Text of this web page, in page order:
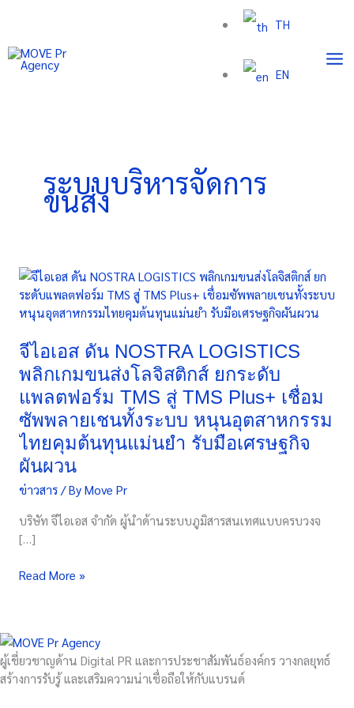
content
TH
EN
ระบบบริหารจัดการ
ขนส่ง
จีไอเอส ดัน NOSTRA LOGISTICS
พลิกเกมขนส่งโลจิสติกส์ ยกระดับ
แพลตฟอร์ม TMS สู่ TMS Plus+ เชื่อม
ซัพพลายเชนทั้งระบบ หนุนอุตสาหกรรม
ไทยคุมต้นทุนแม่นยำ รับมือเศรษฐกิจ
ผันผวน
ข่าวสาร/ ByMove Pr
บริษัท จีไอเอส จำกัด ผู้นำด้านระบบภูมิสารสนเทศแบบครบวงจ
[…]
จี
ไอ
เอส
NOSTRA
LOGISTICS
พลิก
เกม
ขน
ส่ง
โล
จิ
สติ
กส์
ยก
ระดับ
TMS
Plus+
เชื่อม
ซัพพลาย
Read More »
ผู้เชี่ยวชาญด้าน Digital PR และการประชาสัมพันธ์องค์กร วางกลยุทธ์
สร้างการรับรู้ และเสริมความน่าเชื่อถือให้กับแบรนด์